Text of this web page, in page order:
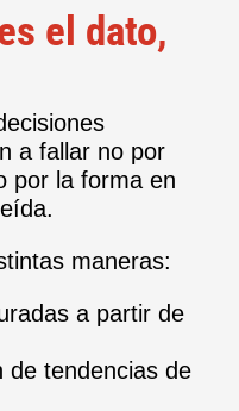
el dato,
a fallar no por
por la forma en
maneras:
a partir de
de tendencias de